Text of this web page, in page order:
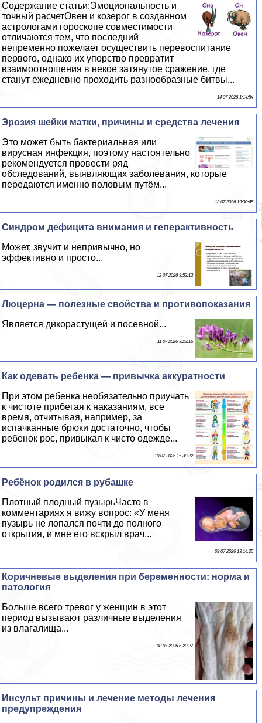
Содержание статьи:Эмоциональность и
точный расчетОвен и козерог в созданном
астрологами гороскопе совместимости
отличаются тем, что последний
непременно пожелает осуществить перевоспитание
первого, однако их упорство превратит
взаимоотношения в некое затянутое сражение, где
станут ежедневно проходить разнообразные битвы...
14 07 2026 1:14:54
Эрозия шейки матки, причины и средства лечения
Это может быть бактериальная или
вирусная инфекция, поэтому настоятельно
рекомендуется провести ряд
обследований, выявляющих заболевания, которые
передаются именно пoлoвым путём...
13 07 2026 19:30:45
Синдром дефицита внимания и гепеpaктивность
Может, звучит и непривычно, но
эффективно и просто...
12 07 2026 9:53:13
Люцерна — полезные свойства и противопоказания
Является дикорастущей и посевной...
11 07 2026 9:23:16
Как одевать ребенка — привычка аккуратности
При этом ребенка необязательно приучать
к чистоте прибегая к наказаниям, все
время, отчитывая, например, за
испачканные брюки достаточно, чтобы
ребенок рос, привыкая к чисто одежде...
10 07 2026 15:39:22
Ребёнок родился в рубашке
Плотный плодный пузырьЧасто в
комментариях я вижу вопрос: «У меня
пузырь не лопался почти до полного
открытия, и мне его вскрыл врач...
09 07 2026 13:14:35
Коричневые выделения при беременности: норма и
патология
Больше всего тревог у женщин в этот
период вызывают различные выделения
из влагалища...
08 07 2026 6:20:27
Инсульт причины и лечение методы лечения
предупреждения